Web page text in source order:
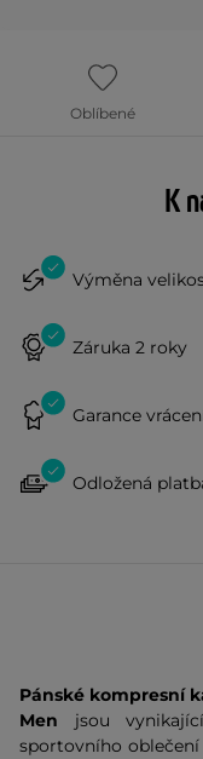
Oblíbené
K
Výměna
Záruka 2 roky
Garance
Odložená
Pánské kompresní
Men jsou
sportovního